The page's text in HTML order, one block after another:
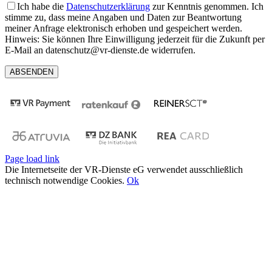
Ich habe die Datenschutzerklärung zur Kenntnis genommen. Ich
stimme zu, dass meine Angaben und Daten zur Beantwortung
meiner Anfrage elektronisch erhoben und gespeichert werden.
Hinweis: Sie können Ihre Einwilligung jederzeit für die Zukunft per
E-Mail an datenschutz@vr-dienste.de widerrufen.
Page load link
Die Internetseite der VR-Dienste eG verwendet ausschließlich
technisch notwendige Cookies. Ok